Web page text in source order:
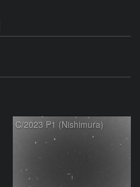
C/2023 P1 (Nishimura)